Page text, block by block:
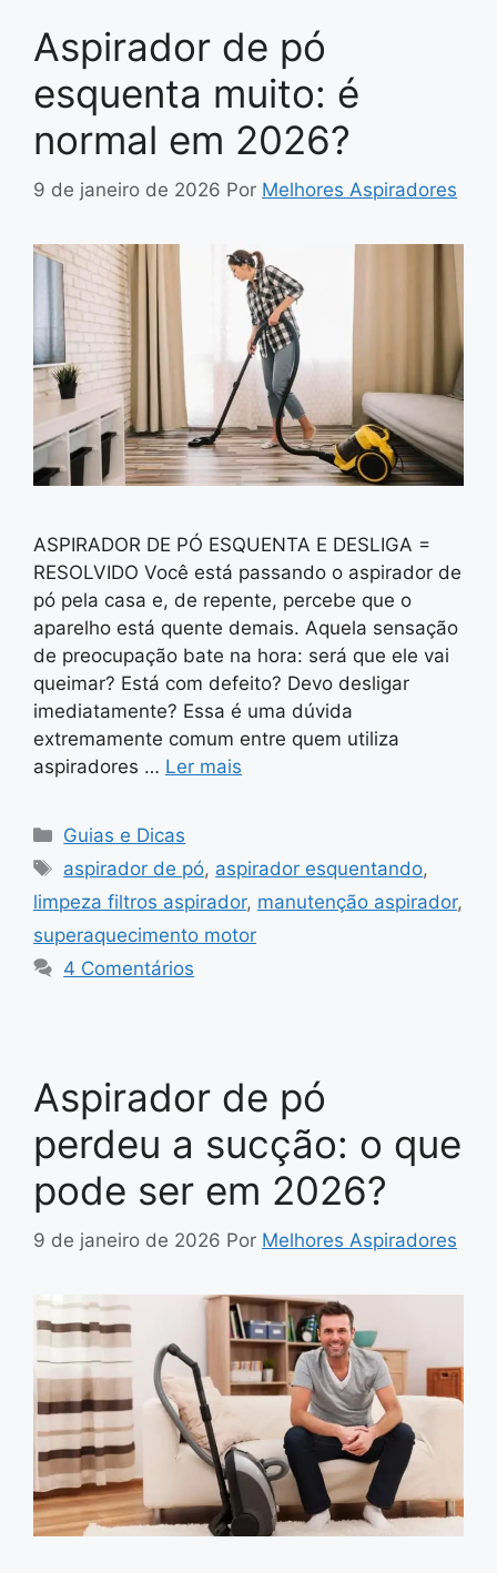
Aspirador de pó
esquenta muito: é
normal em 2026?
9 de janeiro de 2026 Por Melhores Aspiradores
ASPIRADOR DE PÓ ESQUENTA E DESLIGA =
RESOLVIDO Você está passando o aspirador de
pó pela casa e, de repente, percebe que o
aparelho está quente demais. Aquela sensação
de preocupação bate na hora: será que ele vai
queimar? Está com defeito? Devo desligar
imediatamente? Essa é uma dúvida
extremamente comum entre quem utiliza
aspiradores … Ler mais
Categorias
Guias e Dicas
Tags
aspirador de pó, aspirador esquentando,
limpeza filtros aspirador, manutenção aspirador,
superaquecimento motor
4 Comentários
Aspirador de pó
perdeu a sucção: o que
pode ser em 2026?
9 de janeiro de 2026 Por Melhores Aspiradores